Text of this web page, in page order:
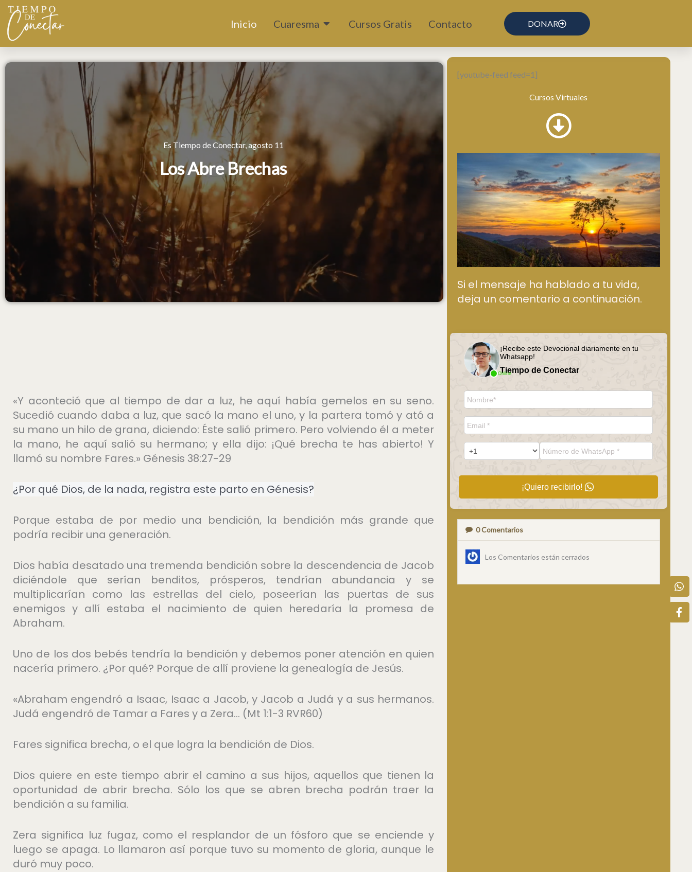
contenido
Inicio Cuaresma Abrir CuaresmaCursos Gratis Contacto DONAR
Es Tiempo de Conectar, agosto 11
Los Abre Brechas
«Y aconteció que al tiempo de dar a luz, he aquí había gemelos en su seno.
Sucedió cuando daba a luz, que sacó la mano el uno, y la partera tomó y ató a
su mano un hilo de grana, diciendo: Éste salió primero. Pero volviendo él a meter
la mano, he aquí salió su hermano; y ella dijo: ¡Qué brecha te has abierto! Y
llamó su nombre Fares.» Génesis 38:27-29
¿Por qué Dios, de la nada, registra este parto en Génesis?
Porque estaba de por medio una bendición, la bendición más grande que
podría recibir una generación.
Dios había desatado una tremenda bendición sobre la descendencia de Jacob
diciéndole que serían benditos, prósperos, tendrían abundancia y se
multiplicarían como las estrellas del cielo, poseerían las puertas de sus
enemigos y allí estaba el nacimiento de quien heredaría la promesa de
Abraham.
Uno de los dos bebés tendría la bendición y debemos poner atención en quien
nacería primero. ¿Por qué? Porque de allí proviene la genealogía de Jesús.
«Abraham engendró a Isaac, Isaac a Jacob, y Jacob a Judá y a sus hermanos.
Judá engendró de Tamar a Fares y a Zera… (Mt 1:1-3 RVR60)
Fares significa brecha, o el que logra la bendición de Dios.
Dios quiere en este tiempo abrir el camino a sus hijos, aquellos que tienen la
oportunidad de abrir brecha. Sólo los que se abren brecha podrán traer la
bendición a su familia.
Zera significa luz fugaz, como el resplandor de un fósforo que se enciende y
luego se apaga. Lo llamaron así porque tuvo su momento de gloria, aunque le
duró muy poco.
[youtube-feed feed=1]
Cursos Virtuales
Si el mensaje ha hablado a tu vida,
deja un comentario a continuación.
Online
¡Recibe este Devocional diariamente en tu
Whatsapp!
Tiempo de Conectar
¡Quiero recibirlo!
0Comentarios
Los Comentarios están cerrados